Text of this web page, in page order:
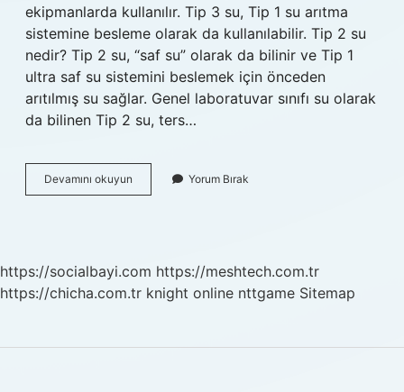
ekipmanlarda kullanılır. Tip 3 su, Tip 1 su arıtma
sistemine besleme olarak da kullanılabilir. Tip 2 su
nedir? Tip 2 su, “saf su” olarak da bilinir ve Tip 1
ultra saf su sistemini beslemek için önceden
arıtılmış su sağlar. Genel laboratuvar sınıfı su olarak
da bilinen Tip 2 su, ters…
Devamını okuyun
Tip
Yorum Bırak
https://socialbayi.com https://meshtech.com.tr
https://chicha.com.tr knight online nttgame Sitemap